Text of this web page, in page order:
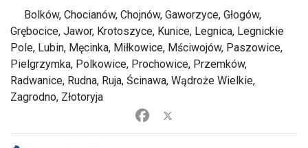
Bolków, Chocianów, Chojnów, Gaworzyce, Głogów,
Grębocice, Jawor, Krotoszyce, Kunice, Legnica, Legnickie
Pole, Lubin, Męcinka, Miłkowice, Mściwojów, Paszowice,
Pielgrzymka, Polkowice, Prochowice, Przemków,
Radwanice, Rudna, Ruja, Ścinawa, Wądroże Wielkie,
Zagrodno, Złotoryja